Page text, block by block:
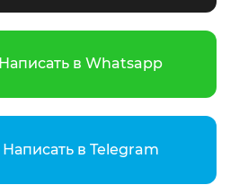
Написать в Whatsapp
Написать в Telegram